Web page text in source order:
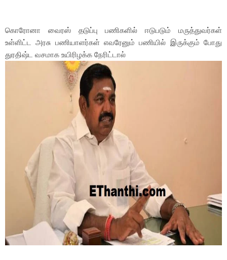
கொரோனா வைரஸ் தடுப்பு பணிகளில் ஈடுபடும் மருத்துவர்கள்
உள்ளிட்ட அரசு பணியாளர்கள் எவரேனும் பணியில் இருக்கும் போது
துரதிஷ்ட வசமாக உயிரிழக்க நேரிட்டால்